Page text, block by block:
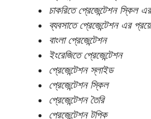
চাকরিতে প্রেজেন্টেশন স্কিল
ব্যবসাতে প্রেজেন্টেশন এর
বাংলা প্রেজেন্টেশন
ইংরেজিতে প্রেজেন্টেশন
প্রেজেন্টেশন স্লাইড
প্রেজেন্টেশন স্কিল
প্রেজেন্টেশন তৈরি
প্রেজেন্টেশন টপিক